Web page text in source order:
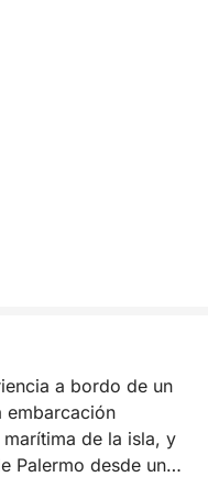
a bordo de un
embarcación
de la isla, y
Palermo desde una